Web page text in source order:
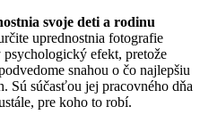
svoje deti a rodinu
uprednostnia fotografie
efekt, pretože
snahou o čo najlepšiu
Sú súčasťou jej pracovného dňa
pre koho to robí.